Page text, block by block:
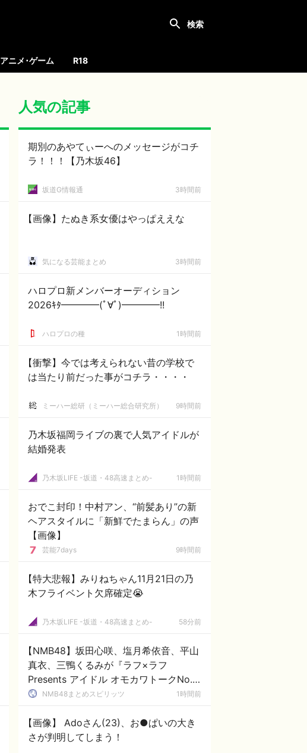
アニメ･ゲーム R18
人気の記事
期別のあやてぃーへのメッセージがコチ
ラ！！！【乃木坂46】
坂道G情報通 3時間前
【画像】たぬき系女優はやっぱええな
気になる芸能まとめ 3時間前
ハロプロ新メンバーオーディション
2026ｷﾀ━━━━(ﾟ∀ﾟ)━━━━!!
ハロプロの種 1時間前
【衝撃】今では考えられない昔の学校で
は当たり前だった事がコチラ・・・・
ミーハー総研（ミーハー総合研究所） 9時間前
乃木坂福岡ライブの裏で人気アイドルが
結婚発表
乃木坂LIFE -坂道・48高速まとめ- 1時間前
おでこ封印！中村アン、“前髪あり”の新
ヘアスタイルに「新鮮でたまらん」の声
【画像】
芸能7days 9時間前
【特大悲報】みりねちゃん11月21日の乃
木フライベント欠席確定😭
乃木坂LIFE -坂道・48高速まとめ- 58分前
【NMB48】坂田心咲、塩月希依音、平山
真衣、三鴨くるみが『ラフ×ラフ
Presents アイドル オモカワトークNo.1
決定戦 』に出演
NMB48まとめスピリッツ 1時間前
【画像】 Adoさん(23)、お●ぱいの大き
さが判明してしまう！